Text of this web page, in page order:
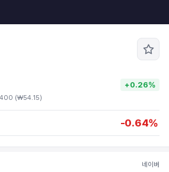
+0.26%
(₩54.15)
-0.64%
네이버